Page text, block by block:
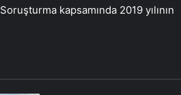
kapsamında 2019 yılının